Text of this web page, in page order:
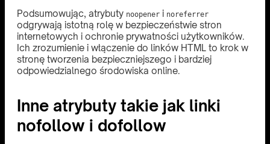
Podsumowując, atrybuty noopener i noreferrer
odgrywają istotną rolę w bezpieczeństwie stron
internetowych i ochronie prywatności użytkowników.
Ich zrozumienie i włączenie do linków HTML to krok w
stronę tworzenia bezpieczniejszego i bardziej
odpowiedzialnego środowiska online.
Inne atrybuty takie jak linki
nofollow i dofollow